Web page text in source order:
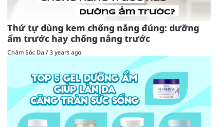
Thứ tự dùng kem chống nắng đúng: dưỡng
ẩm trước hay chống nắng trước
Chăm Sóc Da /3 years ago